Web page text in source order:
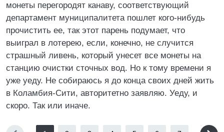
монеты перегородят канаву, соответствующий
департамент муниципалитета пошлет кого-нибудь
прочистить ее, так этот парень подумает, что
выиграл в лотерею, если, конечно, не случится
страшный ливень, который унесет все монеты на
станцию очистки сточных вод. Но к тому времени я
уже уеду. Не собираюсь я до конца своих дней жить
в Коламбия-Сити, авторитетно заявляю. Уеду, и
скоро. Так или иначе.